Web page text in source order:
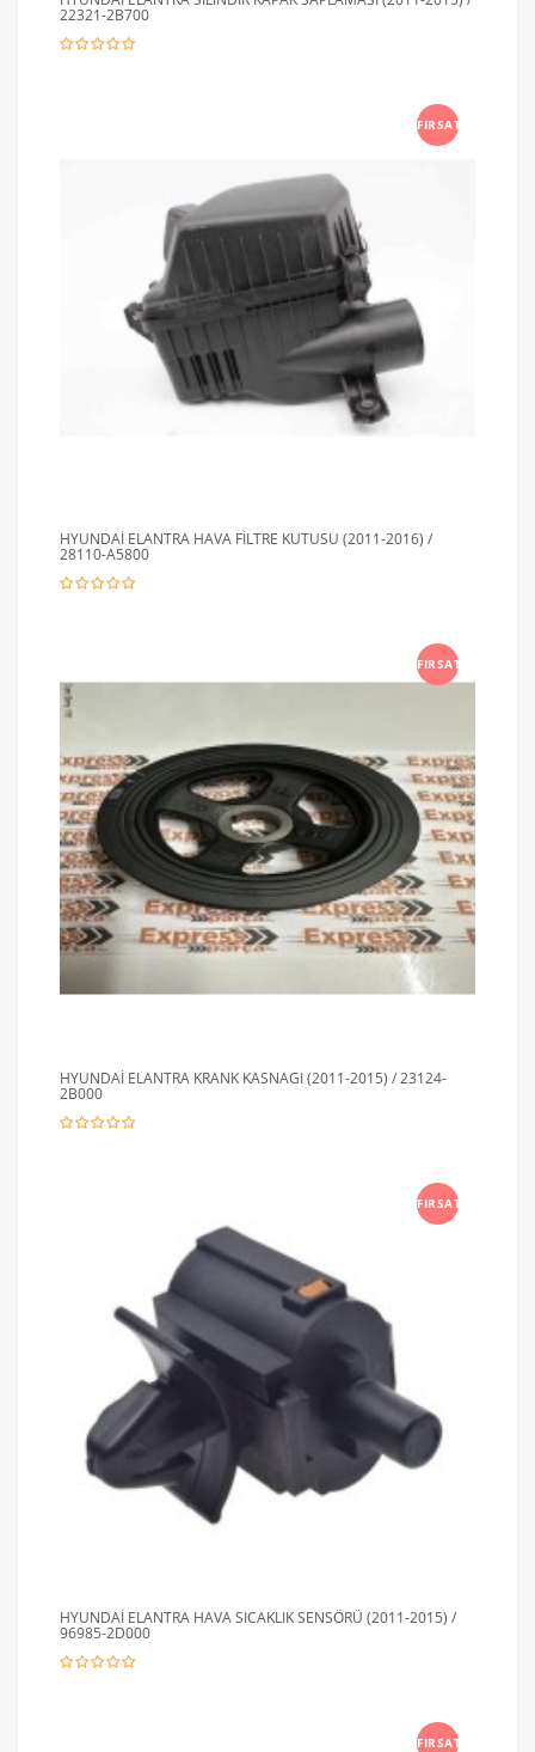
22321-2B700
FIRSAT
HYUNDAİ ELANTRA HAVA FİLTRE KUTUSU (2011-2016) /
28110-A5800
FIRSAT
HYUNDAİ ELANTRA KRANK KASNAGI (2011-2015) / 23124-
2B000
FIRSAT
HYUNDAİ ELANTRA HAVA SICAKLIK SENSÖRÜ (2011-2015) /
96985-2D000
FIRSAT